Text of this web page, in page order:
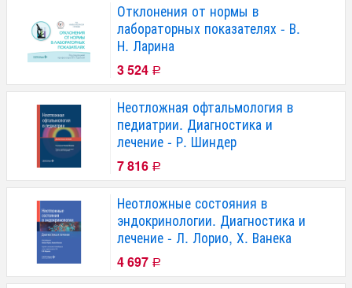
Отклонения от нормы в
лабораторных показателях - В.
Н. Ларина
3 524 Р
Неотложная офтальмология в
педиатрии. Диагностика и
лечение - Р. Шиндер
7 816 Р
Неотложные состояния в
эндокринологии. Диагностика и
лечение - Л. Лорио, Х. Ванека
4 697 Р